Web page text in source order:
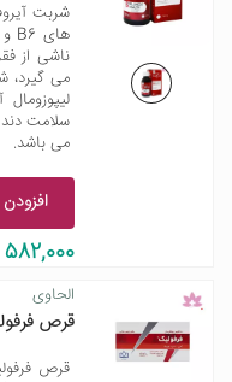
شربت
می گیرد،
می باشد.
582,000 تومان
الحاوى
قرص فرفولیک